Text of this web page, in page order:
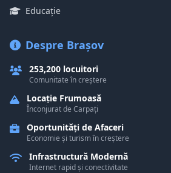
Educație
Despre Brașov
253,200 locuitori
Comunitate în creștere
Locație Frumoasă
Înconjurat de Carpați
Oportunități de Afaceri
Economie și turism în creștere
Infrastructură Modernă
Internet rapid și conectivitate